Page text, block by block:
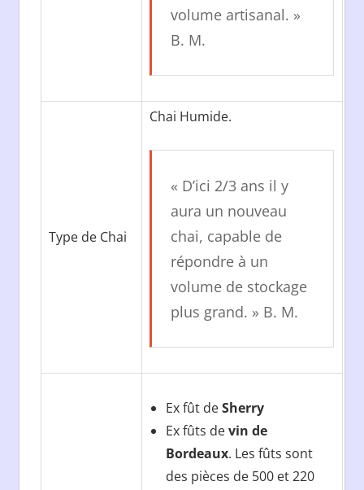
volume artisanal. »
B. M.
Type de Chai
Chai Humide.
« D’ici 2/3 ans il y
aura un nouveau
chai, capable de
répondre à un
volume de stockage
plus grand. » B. M.
Ex fût deSherry
Ex fûts devin de
Bordeaux. Les fûts sont
des pièces de 500 et 220